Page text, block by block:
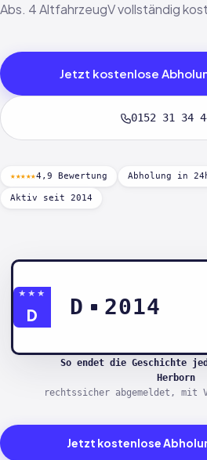
Abs. 4 AltfahrzeugV vollständig
Jetzt kostenlose
0152 31 34
★★★★★4,9 Bewertung Abholung in
Aktiv seit 2014
★★★
D D 2014
So endet die Geschichte
Herborn
rechtssicher abgemeldet, mit
Jetzt kostenlose